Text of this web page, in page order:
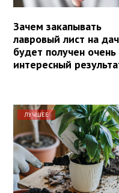
Зачем закапывать
лавровый лист на
будет получен очень
интересный
ЛУЧШЕЕ